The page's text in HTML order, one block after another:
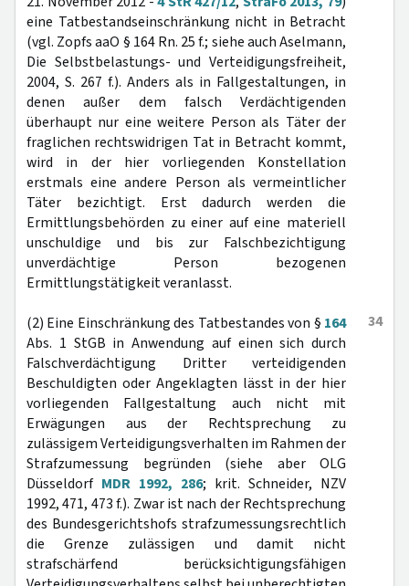
eine Tatbestandseinschränkung nicht in Betracht
(vgl. Zopfs aaO § 164 Rn. 25 f.; siehe auch Aselmann,
Die Selbstbelastungs- und Verteidigungsfreiheit,
2004, S. 267 f.). Anders als in Fallgestaltungen, in
denen außer dem falsch Verdächtigenden
überhaupt nur eine weitere Person als Täter der
fraglichen rechtswidrigen Tat in Betracht kommt,
wird in der hier vorliegenden Konstellation
erstmals eine andere Person als vermeintlicher
Täter bezichtigt. Erst dadurch werden die
Ermittlungsbehörden zu einer auf eine materiell
unschuldige und bis zur Falschbezichtigung
unverdächtige Person bezogenen
Ermittlungstätigkeit veranlasst.
34
(2) Eine Einschränkung des Tatbestandes von § 164
Abs. 1 StGB in Anwendung auf einen sich durch
Falschverdächtigung Dritter verteidigenden
Beschuldigten oder Angeklagten lässt in der hier
vorliegenden Fallgestaltung auch nicht mit
Erwägungen aus der Rechtsprechung zu
zulässigem Verteidigungsverhalten im Rahmen der
Strafzumessung begründen (siehe aber OLG
Düsseldorf MDR 1992, 286; krit. Schneider, NZV
1992, 471, 473 f.). Zwar ist nach der Rechtsprechung
des Bundesgerichtshofs strafzumessungsrechtlich
die Grenze zulässigen und damit nicht
strafschärfend berücksichtigungsfähigen